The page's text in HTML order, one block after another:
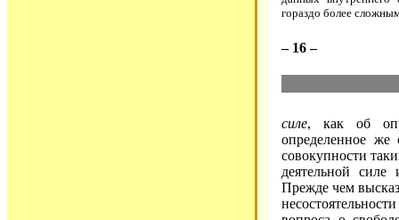
гораздо более
– 16 –
силе, как об
определенное же
совокупности
деятельной
Прежде чем